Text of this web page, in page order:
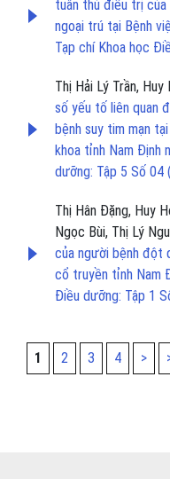
tuân thủ điều trị
ngoại trú tại Bệnh
Tạp chí Khoa học
Thị Hải Lý Trần,
số yếu tố liên quan
bệnh suy tim mạn
khoa tỉnh Nam Định
dưỡng: Tập 5 Số 04
Thị Hân Đặng, Huy
Ngọc Bùi, Thị Lý
của người bệnh đột
cổ truyền tỉnh Nam
Điều dưỡng: Tập 1
1 2 3 4 >